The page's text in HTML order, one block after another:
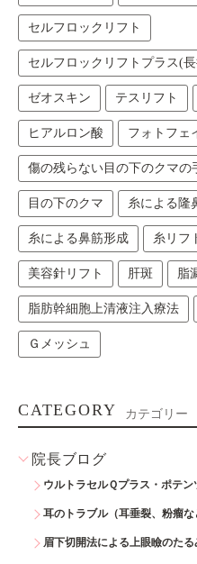
セルフロックリフト
セルフロックリフトプラス(長
ゼオスキン テスリフト
ヒアルロン酸 フォトフェ
傷の残らない目の下のクマの
目の下のクマ 糸による隆
糸による鼻筋形成 糸リフ
美容針リフト 肝斑 脂
脂肪幹細胞上清液注入療法
Ｇメッシュ
CATEGORY カテゴリー
院長ブログ
ウルトラセルＱプラス・ポテン
耳のトラブル（耳垂裂、粉瘤な
眉下切開法による上眼瞼のたる